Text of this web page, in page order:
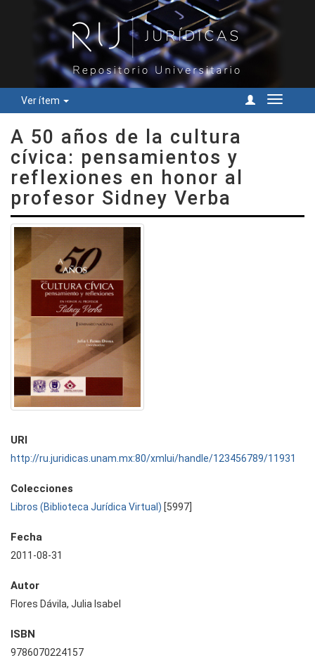
Ver ítem
Cambiar
A 50 años de la cultura
cívica: pensamientos y
reflexiones en honor al
profesor Sidney Verba
URI
http://ru.juridicas.unam.mx:80/xmlui/handle/123456789/11931
Colecciones
Libros (Biblioteca Jurídica Virtual) [5997]
Fecha
2011-08-31
Autor
Flores Dávila, Julia Isabel
ISBN
9786070224157